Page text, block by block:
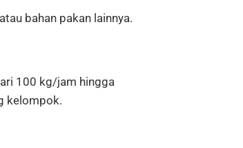
bahan pakan lainnya.
100 kg/jam hingga
kelompok.